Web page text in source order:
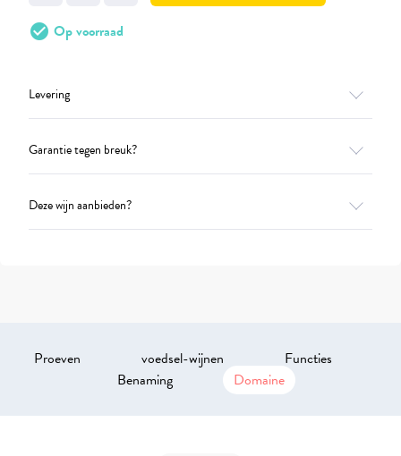
check_circle Op voorraad
Levering
Garantie tegen breuk?
Deze wijn aanbieden?
Proeven voedsel-wijnen
Functies
Benaming
Domaine